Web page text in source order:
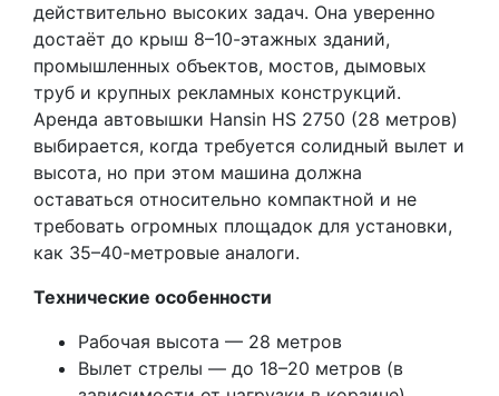
действительно высоких задач. Она уверенно
достаёт до крыш 8–10-этажных зданий,
промышленных объектов, мостов, дымовых
труб и крупных рекламных конструкций.
Аренда автовышки Hansin HS 2750 (28 метров)
выбирается, когда требуется солидный вылет и
высота, но при этом машина должна
оставаться относительно компактной и не
требовать огромных площадок для установки,
как 35–40-метровые аналоги.
Технические особенности
Рабочая высота — 28 метров
Вылет стрелы — до 18–20 метров (в